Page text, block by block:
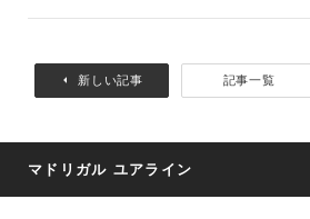
新しい記事 記事一覧
マドリガル ユアライン